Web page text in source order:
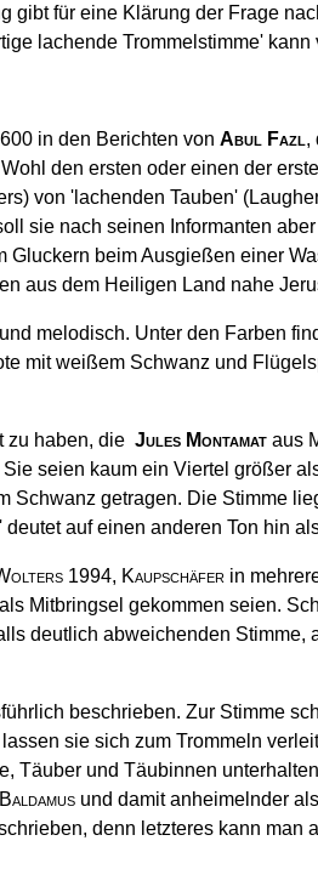
gibt für eine Klärung der Frage
lachende Trommelstimme' kann
in den Berichten von Abul Fazl,
den ersten oder einen der
von 'lachenden Tauben'
sie nach seinen Informanten
beim Ausgießen einer
aus dem Heiligen Land nahe
melodisch. Unter den Farben
mit weißem Schwanz und
zu haben, die Jules Montamat aus
seien kaum ein Viertel größer
Schwanz getragen. Die Stimme
auf einen anderen Ton hin
1994, Kaupschäfer in
Mitbringsel gekommen seien.
deutlich abweichenden Stimme,
beschrieben. Zur Stimme
sie sich zum Trommeln
Täuber und Täubinnen
Baldamus und damit anheimelnder
denn letzteres kann man